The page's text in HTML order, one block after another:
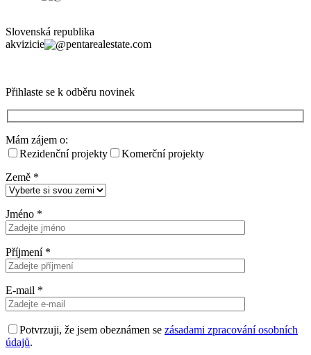
Slovenská republika
akvizicie
pentarealestate.com
Přihlaste se k odběru novinek
Mám zájem o:
Rezidenční projekty
Komerční projekty
Země *
Jméno *
Příjmení *
E-mail *
Potvrzuji, že jsem obeznámen se zásadami zpracování osobních
údajů.